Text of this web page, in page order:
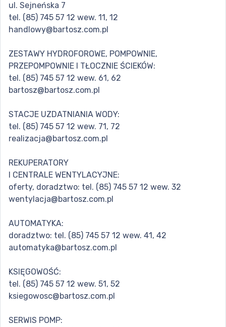
ul. Sejneńska 7
tel. (85) 745 57 12 wew. 11, 12
handlowy@bartosz.com.pl
ZESTAWY HYDROFOROWE, POMPOWNIE,
PRZEPOMPOWNIE I TŁOCZNIE ŚCIEKÓW:
tel. (85) 745 57 12 wew. 61, 62
bartosz@bartosz.com.pl
STACJE UZDATNIANIA WODY:
tel. (85) 745 57 12 wew. 71, 72
realizacja@bartosz.com.pl
REKUPERATORY
I CENTRALE WENTYLACYJNE:
oferty, doradztwo: tel. (85) 745 57 12 wew. 32
wentylacja@bartosz.com.pl
AUTOMATYKA:
doradztwo: tel. (85) 745 57 12 wew. 41, 42
automatyka@bartosz.com.pl
KSIĘGOWOŚĆ:
tel. (85) 745 57 12 wew. 51, 52
ksiegowosc@bartosz.com.pl
SERWIS POMP: